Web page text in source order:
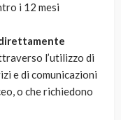
i 12 mesi
l’utilizzo di
e di comunicazioni
o che richiedono